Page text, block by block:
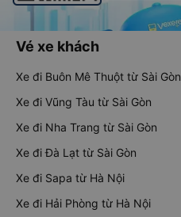
Vé xe khách
Xe đi Buôn Mê Thuột từ Sài Gòn
Xe đi Vũng Tàu từ Sài Gòn
Xe đi Nha Trang từ Sài Gòn
Xe đi Đà Lạt từ Sài Gòn
Xe đi Sapa từ Hà Nội
Xe đi Hải Phòng từ Hà Nội